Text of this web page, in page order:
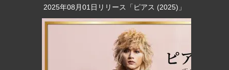
2025年08月01日リリース「ピアス (2025)」